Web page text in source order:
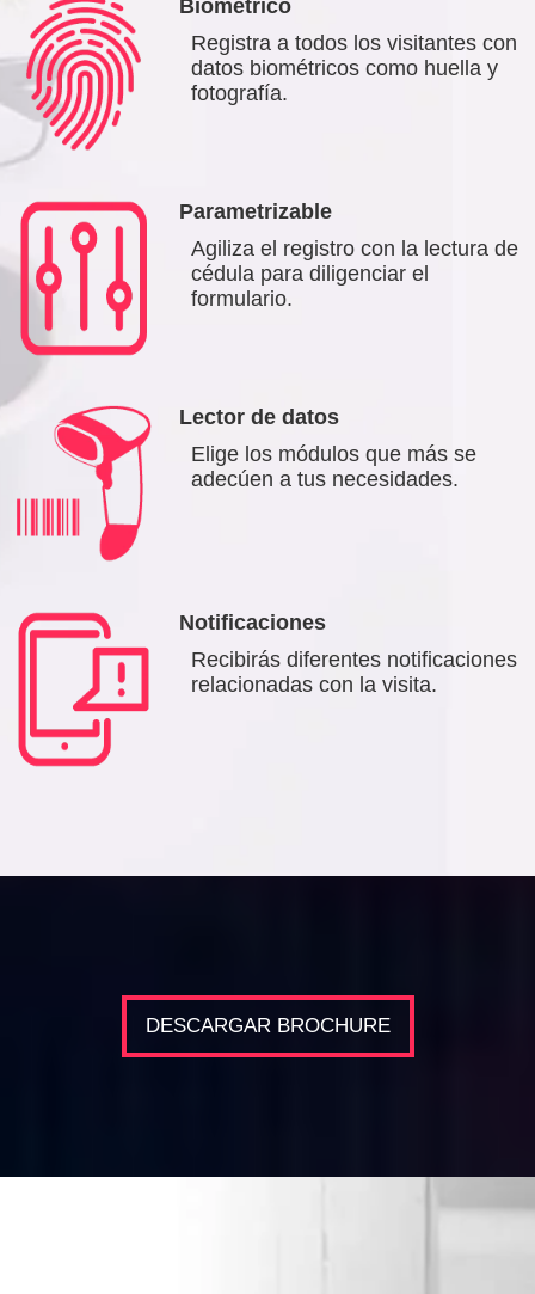
Biométrico
Registra a todos los visitantes con
datos biométricos como huella y
fotografía.
Parametrizable
Agiliza el registro con la lectura de
cédula para diligenciar el
formulario.
Lector de datos
Elige los módulos que más se
adecúen a tus necesidades.
Notificaciones
Recibirás diferentes notificaciones
relacionadas con la visita.
DESCARGAR BROCHURE